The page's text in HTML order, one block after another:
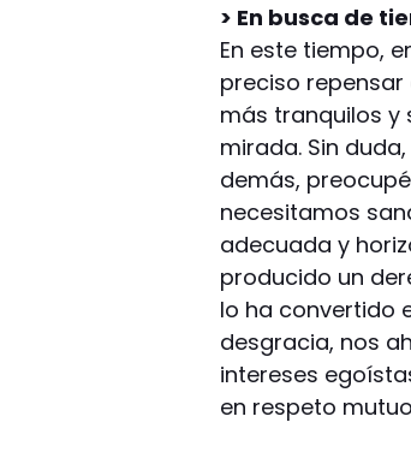
> En busca de
En este tiempo,
preciso
más tranquilos y
mirada. Sin
demás,
necesitamos
adecuada y
producido un
lo ha convertido
desgracia, nos
intereses
en respeto